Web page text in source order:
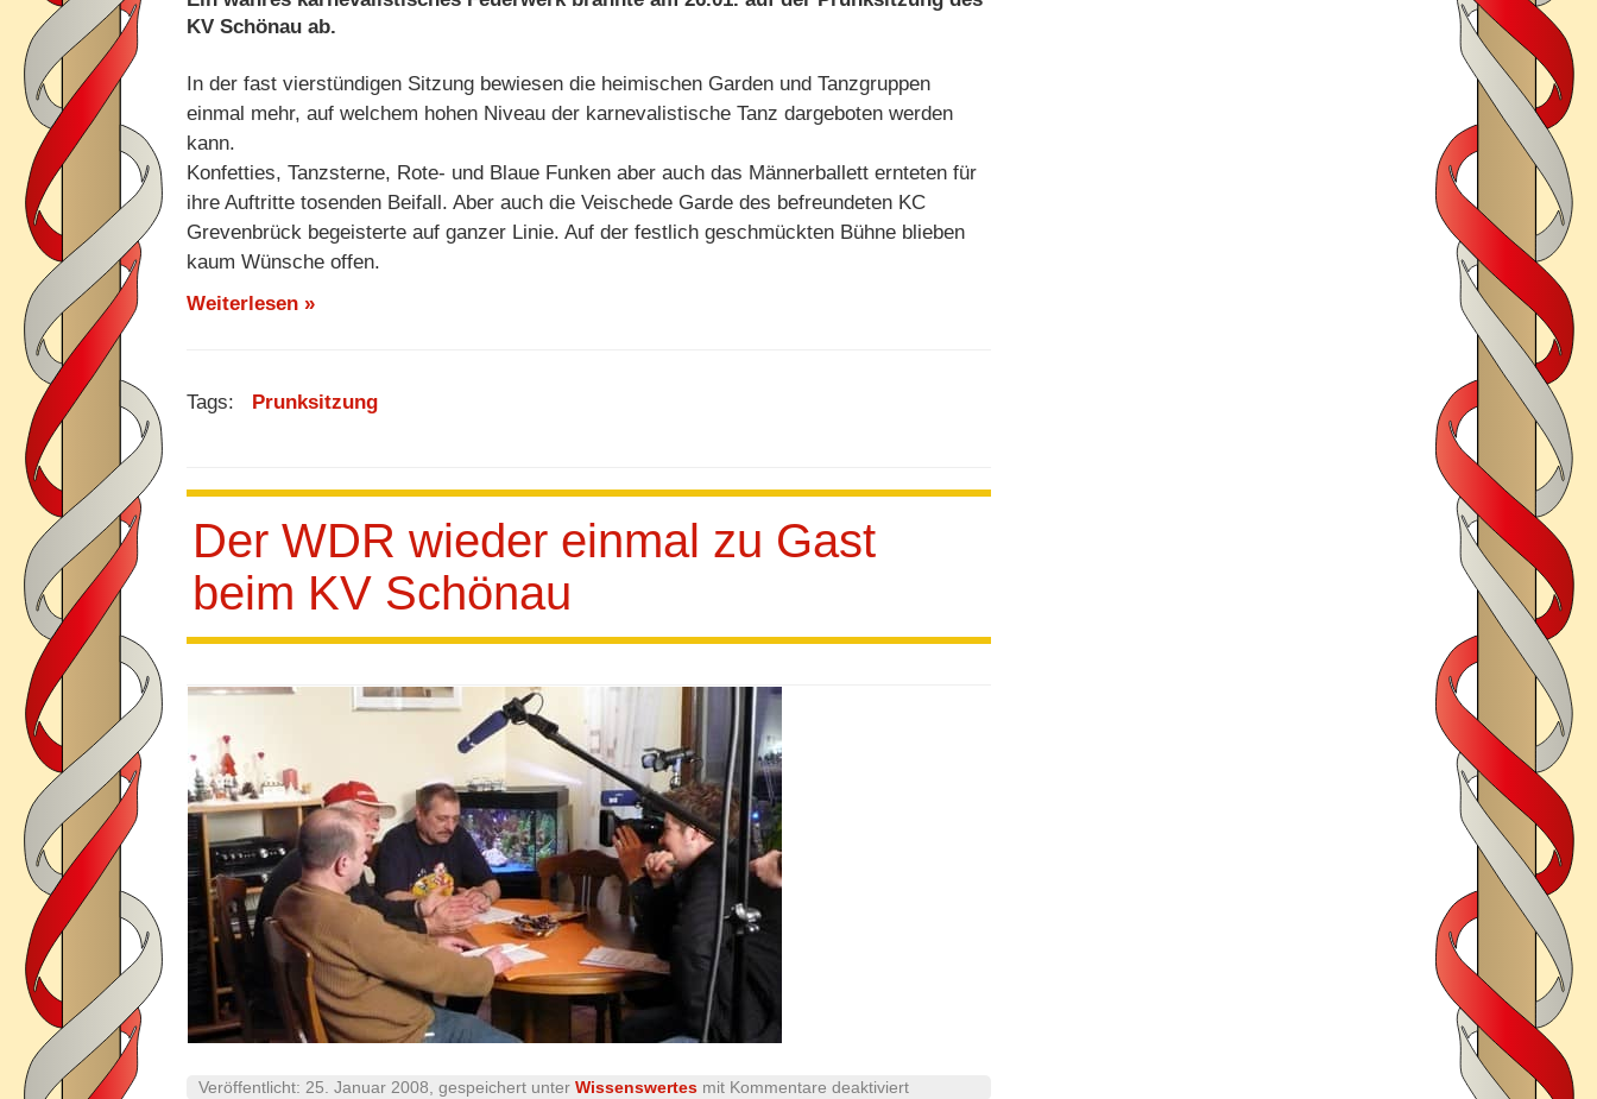
karnevalistisches
KV Schönau ab.
In der fast vierstündigen Sitzung bewiesen die heimischen Garden und Tanzgruppen
einmal mehr, auf welchem hohen Niveau der karnevalistische Tanz dargeboten werden
kann.
Konfetties, Tanzsterne, Rote- und Blaue Funken aber auch das Männerballett ernteten für
ihre Auftritte tosenden Beifall. Aber auch die Veischede Garde des befreundeten KC
Grevenbrück begeisterte auf ganzer Linie. Auf der festlich geschmückten Bühne blieben
kaum Wünsche offen.
Weiterlesen »
Tags: Prunksitzung
Der WDR wieder einmal zu Gast
beim KV Schönau
Veröffentlicht: 25. Januar 2008, gespeichert unter Wissenswertes mit Kommentare deaktiviertfür